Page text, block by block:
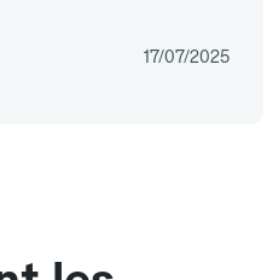
17/07/2025